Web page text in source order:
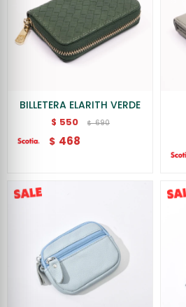
BILLETERA ELARITH VERDE
$ 550 $ 690
$ 468